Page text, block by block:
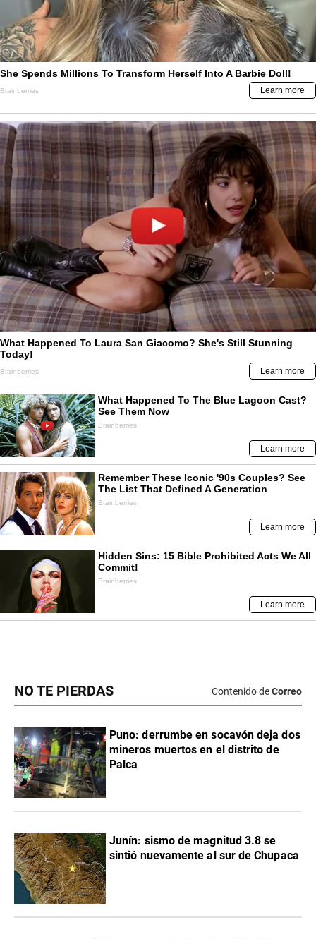
NO TE PIERDAS Contenido deCorreo
Puno: derrumbe en socavón deja dos
mineros muertos en el distrito de
Palca
Junín: sismo de magnitud 3.8 se
sintió nuevamente al sur de Chupaca